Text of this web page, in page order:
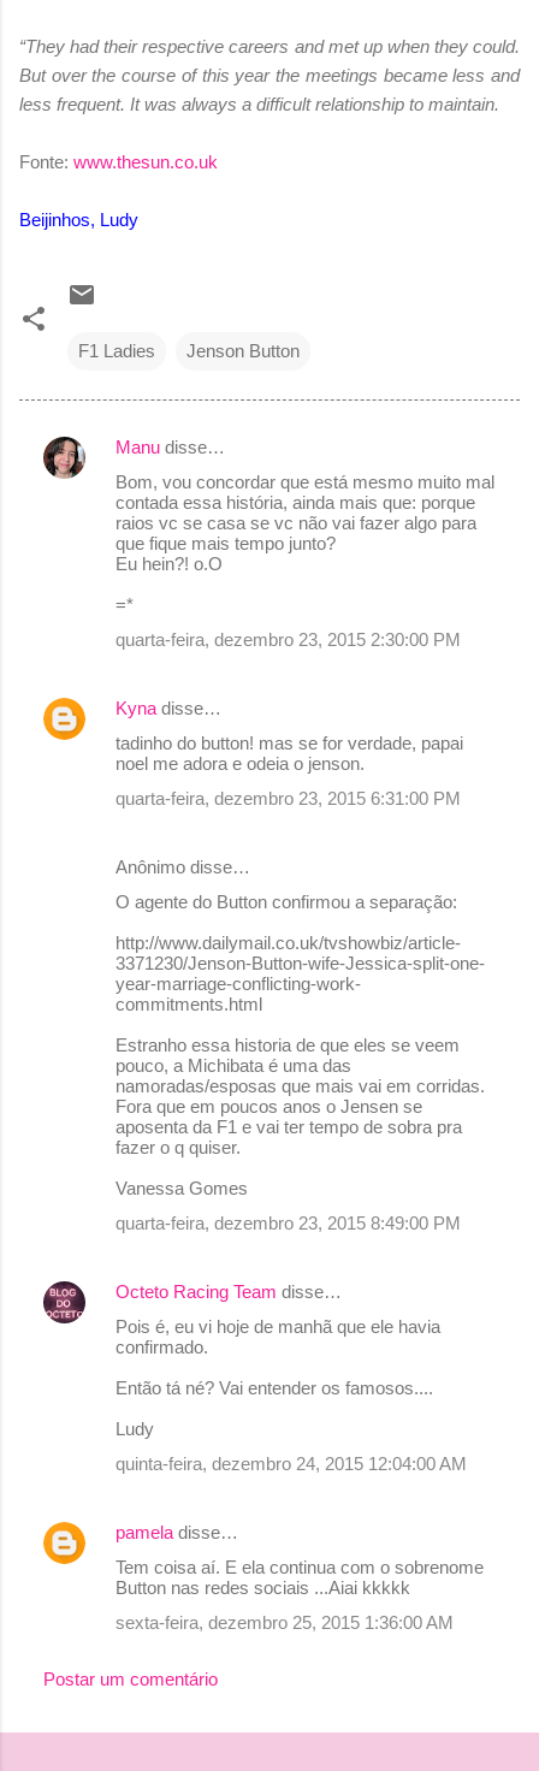
“They had their respective careers and met up when they could.
But over the course of this year the meetings became less and
less frequent. It was always a difficult relationship to maintain.
Fonte: www.thesun.co.uk
Beijinhos, Ludy
F1 Ladies Jenson Button
C
i
Manu disse…
Bom, vou concordar que está mesmo muito mal
contada essa história, ainda mais que: porque
raios vc se casa se vc não vai fazer algo para
que fique mais tempo junto?
Eu hein?! o.O
=*
quarta-feira, dezembro 23, 2015 2:30:00 PM
Kyna disse…
tadinho do button! mas se for verdade, papai
noel me adora e odeia o jenson.
quarta-feira, dezembro 23, 2015 6:31:00 PM
Anônimo disse…
O agente do Button confirmou a separação:
http://www.dailymail.co.uk/tvshowbiz/article-
3371230/Jenson-Button-wife-Jessica-split-one-
year-marriage-conflicting-work-
commitments.html
Estranho essa historia de que eles se veem
pouco, a Michibata é uma das
namoradas/esposas que mais vai em corridas.
Fora que em poucos anos o Jensen se
aposenta da F1 e vai ter tempo de sobra pra
fazer o q quiser.
Vanessa Gomes
quarta-feira, dezembro 23, 2015 8:49:00 PM
Octeto Racing Team disse…
Pois é, eu vi hoje de manhã que ele havia
confirmado.
Então tá né? Vai entender os famosos....
Ludy
quinta-feira, dezembro 24, 2015 12:04:00 AM
pamela disse…
Tem coisa aí. E ela continua com o sobrenome
Button nas redes sociais ...Aiai kkkkk
sexta-feira, dezembro 25, 2015 1:36:00 AM
Postar um comentário